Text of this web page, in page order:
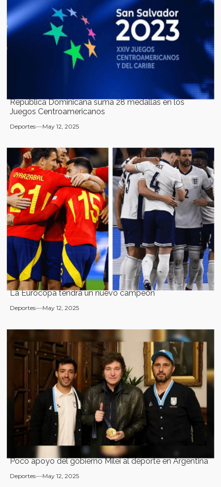
República Dominicana suma 28 medallas en los
Juegos Centroamericanos
Deportes May 12, 2025
La Eurocopa tendrá un nuevo campeón
Deportes May 12, 2025
Poco apoyo del gobierno Milei al deporte en Argentina
Deportes May 12, 2025